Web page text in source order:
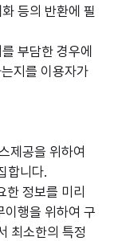
등의 반환에 필
부담한 경우에
지를 이용자가
제공을 위하여
합니다.
정보를 미리
이행을 위하여 구
최소한의 특정